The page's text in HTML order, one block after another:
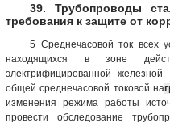
39. Трубопроводы
требования к защите от
5 Среднечасовой ток всех
находящихся в зоне
электрифицированной
общей среднечасовой токовой на
изменения режима работы
провести обследование